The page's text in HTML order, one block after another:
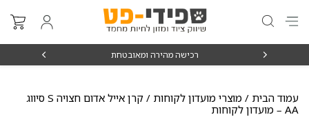
רכישה מהירה ומאובטחת
עמוד הבית / מוצרי מועדון לקוחות
/ קרן אייל אדום חצויה S סיווג
AA – מועדון לקוחות